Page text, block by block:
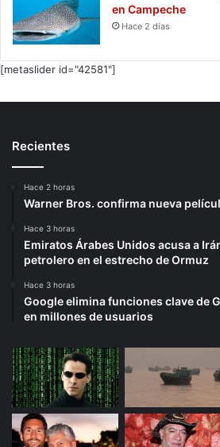
en Campeche
Hace 2 días
[metaslider id="42581"]
Recientes
Hace 2 horas
Warner Bros. confirma nueva
Hace 3 horas
Emiratos Árabes Unidos acusa a
petrolero en el estrecho de Ormuz
Hace 3 horas
Google elimina funciones clave de
en millones de usuarios